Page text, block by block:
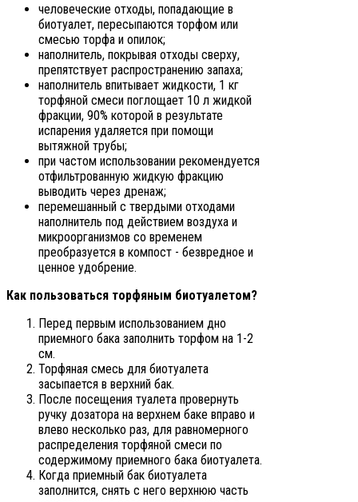
человеческие отходы, попадающие в
биотуалет, пересыпаются торфом или
смесью торфа и опилок;
наполнитель, покрывая отходы сверху,
препятствует распространению запаха;
наполнитель впитывает жидкости, 1 кг
торфяной смеси поглощает 10 л жидкой
фракции, 90% которой в результате
испарения удаляется при помощи
вытяжной трубы;
при частом использовании рекомендуется
отфильтрованную жидкую фракцию
выводить через дренаж;
перемешанный с твердыми отходами
наполнитель под действием воздуха и
микроорганизмов со временем
преобразуется в компост - безвредное и
ценное удобрение.
Как пользоваться торфяным биотуалетом?
Перед первым использованием дно
приемного бака заполнить торфом на 1-2
см.
Торфяная смесь для биотуалета
засыпается в верхний бак.
После посещения туалета провернуть
ручку дозатора на верхнем баке вправо и
влево несколько раз, для равномерного
распределения торфяной смеси по
содержимому приемного бака биотуалета.
Когда приемный бак биотуалета
заполнится, снять с него верхнюю часть